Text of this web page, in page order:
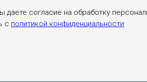
даете согласие на обработку
c политикой конфиденциальности